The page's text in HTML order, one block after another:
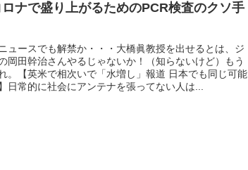
ナで盛り上がるためのPCR検査のクソ手
ュースでも解禁か・・・大橋眞教授を出せるとは、ジ
岡田幹治さんやるじゃないか！（知らないけど）もう
。【英米で相次いで「水増し」報道 日本でも同じ可能
日常的に社会にアンテナを張ってない人は...